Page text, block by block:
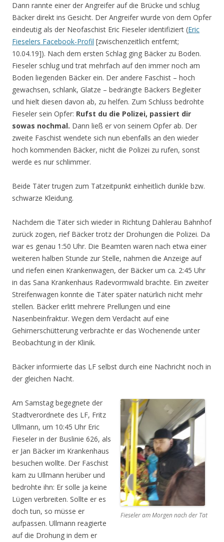
Dann rannte einer der Angreifer auf die Brücke und schlug
Bäcker direkt ins Gesicht. Der Angreifer wurde von dem Opfer
eindeutig als der Neofaschist Eric Fieseler identifiziert (Eric
Fieselers Facebook-Profil [zwischenzeitlich entfernt;
10.04.19]). Nach dem ersten Schlag ging Bäcker zu Boden.
Fieseler schlug und trat mehrfach auf den immer noch am
Boden liegenden Bäcker ein. Der andere Faschist – hoch
gewachsen, schlank, Glatze – bedrängte Bäckers Begleiter
und hielt diesen davon ab, zu helfen. Zum Schluss bedrohte
Fieseler sein Opfer: Rufst du die Polizei, passiert dir
sowas nochmal. Dann ließ er von seinem Opfer ab. Der
zweite Faschist wendete sich nun ebenfalls an den wieder
hoch kommenden Bäcker, nicht die Polizei zu rufen, sonst
werde es nur schlimmer.
Beide Täter trugen zum Tatzeitpunkt einheitlich dunkle bzw.
schwarze Kleidung.
Nachdem die Täter sich wieder in Richtung Dahlerau Bahnhof
zurück zogen, rief Bäcker trotz der Drohungen die Polizei. Da
war es genau 1:50 Uhr. Die Beamten waren nach etwa einer
weiteren halben Stunde zur Stelle, nahmen die Anzeige auf
und riefen einen Krankenwagen, der Bäcker um ca. 2:45 Uhr
in das Sana Krankenhaus Radevormwald brachte. Ein zweiter
Streifenwagen konnte die Täter später natürlich nicht mehr
stellen. Bäcker erlitt mehrere Prellungen und eine
Nasenbeinfraktur. Wegen dem Verdacht auf eine
Gehirnerschütterung verbrachte er das Wochenende unter
Beobachtung in der Klinik.
Bäcker informierte das LF selbst durch eine Nachricht noch in
der gleichen Nacht.
Fieseler am Morgen nach der Tat
Am Samstag begegnete der
Stadtverordnete des LF, Fritz
Ullmann, um 10:45 Uhr Eric
Fieseler in der Buslinie 626, als
er Jan Bäcker im Krankenhaus
besuchen wollte. Der Faschist
kam zu Ullmann herüber und
bedrohte ihn: Er solle ja keine
Lügen verbreiten. Sollte er es
doch tun, so müsse er
aufpassen. Ullmann reagierte
auf die Drohung in dem er